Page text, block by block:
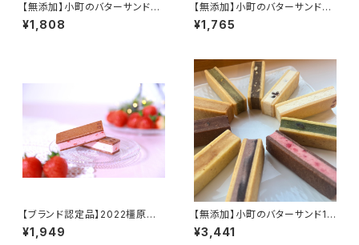
【無添加】小町のバターサンド5
個入り『和２』
¥1,808
【無添加】小町のバターサンド
『人気セット』
¥1,765
【ブランド認定品】2022橿原ブラ
ンド「万葉×橿原コレクション」
『あすかいちご』
¥1,949
【無添加】小町のバターサンド10
個入り
¥3,441